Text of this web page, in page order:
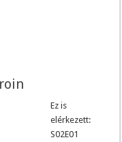
Ez is
elérkezett:
S02E01